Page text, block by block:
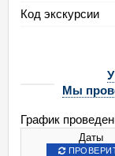
Код экскурсии
Мы
График
Даты